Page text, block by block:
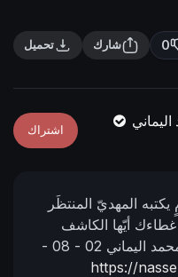
0 شارك تحميل
اشتراك
المهديّ المنتظَر
أيّها الكاشف
اليماني
02 - 08 -
https://